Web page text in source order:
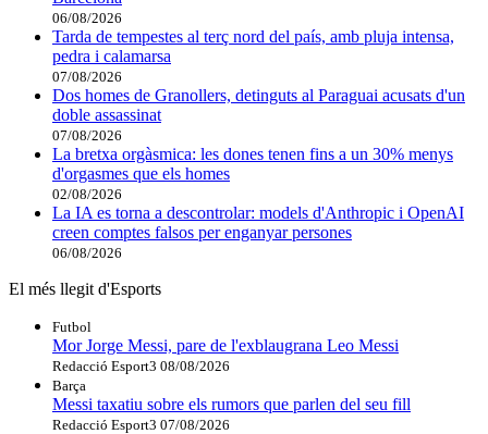
06/08/2026
Tarda de tempestes al terç nord del país, amb pluja intensa,
pedra i calamarsa
07/08/2026
Dos homes de Granollers, detinguts al Paraguai acusats d'un
doble assassinat
07/08/2026
La bretxa orgàsmica: les dones tenen fins a un 30% menys
d'orgasmes que els homes
02/08/2026
La IA es torna a descontrolar: models d'Anthropic i OpenAI
creen comptes falsos per enganyar persones
06/08/2026
El més llegit d'Esports
Futbol
Mor Jorge Messi, pare de l'exblaugrana Leo Messi
Redacció Esport3 08/08/2026
Barça
Messi taxatiu sobre els rumors que parlen del seu fill
Redacció Esport3 07/08/2026